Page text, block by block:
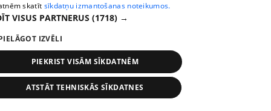
pirms 1 nedēļas, 3 dienām
Ogas un sēnes šogad dārgākas, bet uzpirkšanas
punktos to krietni mazāk
409. epizode
skatīt sīkdatņu izmantošanas noteikumos.
VISUS PARTNERUS (1718) →
IZVĒLI
PIEKRIST VISĀM SĪKDATNĒM
ATSTĀT TEHNISKĀS SĪKDATNES